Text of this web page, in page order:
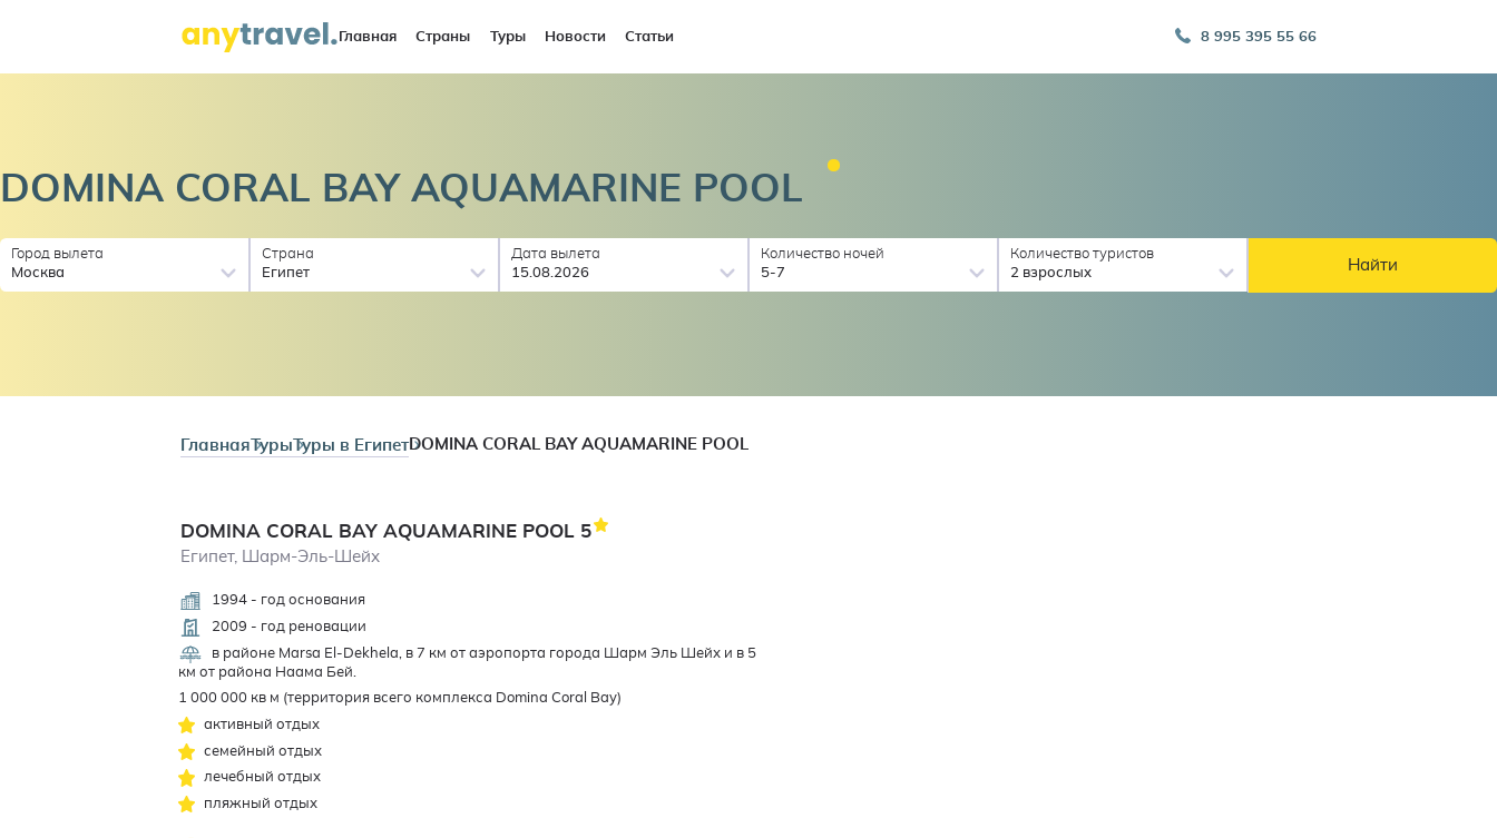
Главная Страны Туры Новости Статьи 8 995 395 55 66
DOMINA CORAL BAY AQUAMARINE POOL
Город вылета
Москва
Страна
Египет
Дата вылета
15.08.2026
Количество ночей
5-7
Количество туристов
2 взрослых
Найти
ГлавнаяТурыТуры в ЕгипетDOMINA CORAL BAY AQUAMARINE POOL
DOMINA CORAL BAY AQUAMARINE POOL 5
Египет, Шарм-Эль-Шейх
1994 - год основания
2009 - год реновации
в районе Marsa El-Dekhela, в 7 км от аэропорта города Шарм Эль Шейх и в 5
км от района Наама Бей.
1 000 000 кв м (территория всего комплекса Domina Coral Bay)
активный отдых
семейный отдых
лечебный отдых
пляжный отдых